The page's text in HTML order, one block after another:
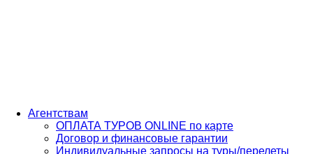
Агентствам
ОПЛАТА ТУРОВ ONLINE по карте
Договор и финансовые гарантии
Индивидуальные запросы на туры/перелеты